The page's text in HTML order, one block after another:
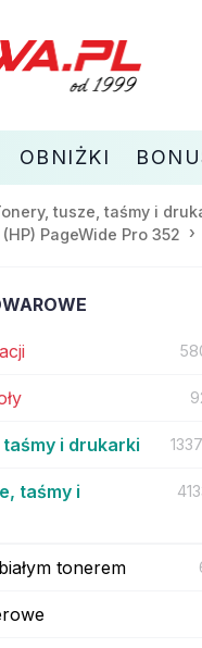
OBNIŻKI
tusze, taśmy i
PageWide Pro 352
i drukarki
taśmy i
tonerem